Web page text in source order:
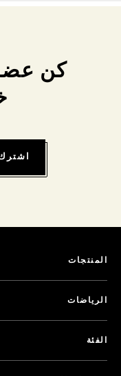
كن
المنتجات
الرياضات
الفئة